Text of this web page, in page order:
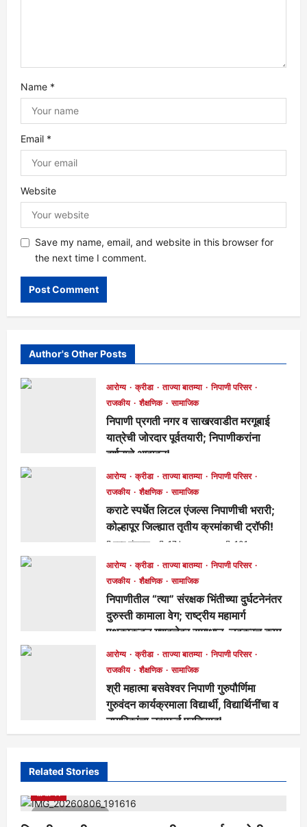
n
Name *
Email *
Website
Save my name, email, and website in this browser for
the next time I comment.
Author's Other Posts
आरोग्य क्रीडा ताज्या बातम्या
निपाणी परिसर
राजकीय
शैक्षणिक सामाजिक
निपाणी प्रगती नगर व साखरवाडीत मरगूबाई
यात्रेची जोरदार पूर्वतयारी; निपाणीकरांना
दर्शनाचे आवाहन!
मुख्य संपादक 15 hours ago 85
आरोग्य क्रीडा ताज्या बातम्या
निपाणी परिसर
राजकीय
शैक्षणिक सामाजिक
कराटे स्पर्धेत लिटल एंजल्स निपाणीची भरारी;
कोल्हापूर जिल्ह्यात तृतीय क्रमांकाची ट्रॉफी!
मुख्य संपादक 17 hours ago 101
आरोग्य क्रीडा ताज्या बातम्या
निपाणी परिसर
राजकीय
शैक्षणिक सामाजिक
निपाणीतील “त्या” संरक्षक भिंतीच्या दुर्घटनेनंतर
दुरुस्ती कामाला वेग; राष्ट्रीय महामार्ग
पथकाकडून गुणवत्तेवर समाधान, लवकरच काम
पूर्ण होणार!
मुख्य संपादक 2 days ago
आरोग्य क्रीडा ताज्या बातम्या
निपाणी परिसर
राजकीय
शैक्षणिक सामाजिक
श्री महात्मा बसवेश्वर निपाणी गुरुपौर्णिमा
गुरुवंदन कार्यक्रमाला विद्यार्थी, विद्यार्थिनींचा व
नागरिकांचा उत्स्फूर्त प्रतिसाद!
Related Stories
1 minute read
आरोग्य क्रीडा ताज्या बातम्या